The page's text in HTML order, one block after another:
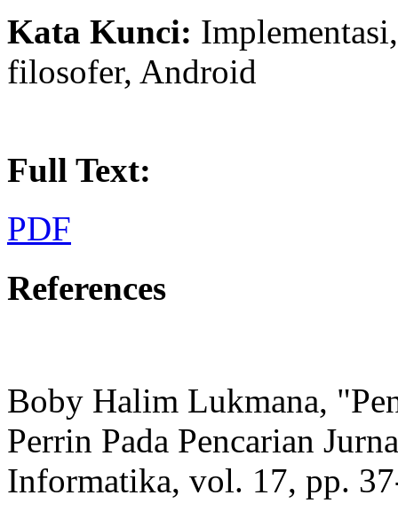
Kata Kunci:
filosofer, Android
Full Text:
PDF
References
Boby Halim Lukmana,
Perrin Pada Pencarian
Informatika, vol. 17, pp.